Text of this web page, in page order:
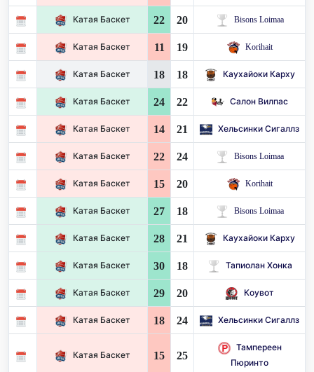
Катая Баскет 22 20 Bisons Loimaa
Катая Баскет 11 19 Korihait
Катая Баскет 18 18 Каухайоки Карху
Катая Баскет 24 22 Салон Вилпас
Катая Баскет 14 21 Хельсинки Сигаллз
Катая Баскет 22 24 Bisons Loimaa
Катая Баскет 15 20 Korihait
Катая Баскет 27 18 Bisons Loimaa
Катая Баскет 28 21 Каухайоки Карху
Катая Баскет 30 18 Тапиолан Хонка
Катая Баскет 29 20 Коувот
Катая Баскет 18 24 Хельсинки Сигаллз
Катая Баскет 15 25
Тампереен
Пюринто